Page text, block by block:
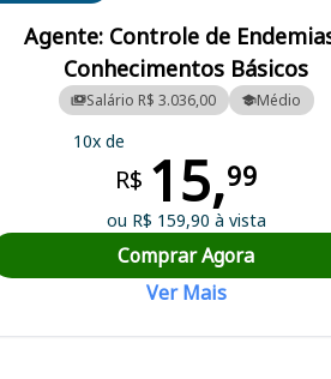
Agente: Controle de
Conhecimentos Básicos
Salário R$ 3.036,00 Médio
10x de
R$ 15,99
ou R$ 159,90 à vista
Comprar Agora
Ver Mais